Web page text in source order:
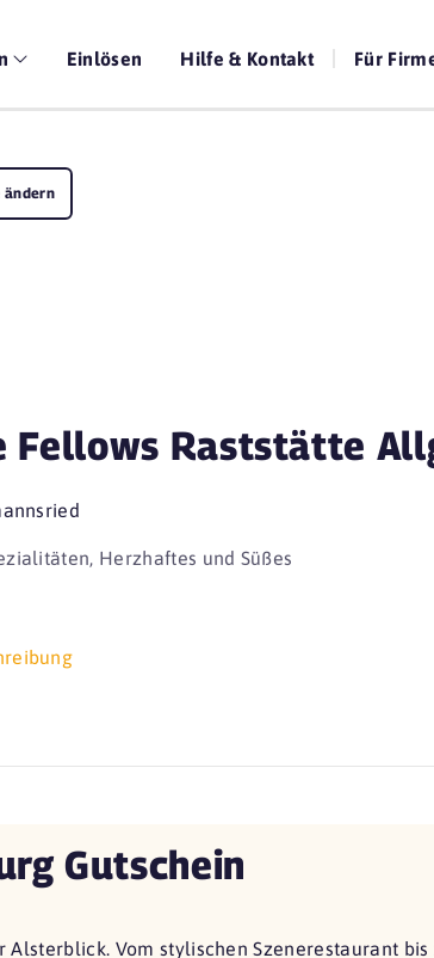
Einlösen Hilfe & Kontakt Für
ändern
Fellows Raststätte
Herzhaftes und Süßes
Gutschein
Alsterblick. Vom stylischen Szenerestaurant